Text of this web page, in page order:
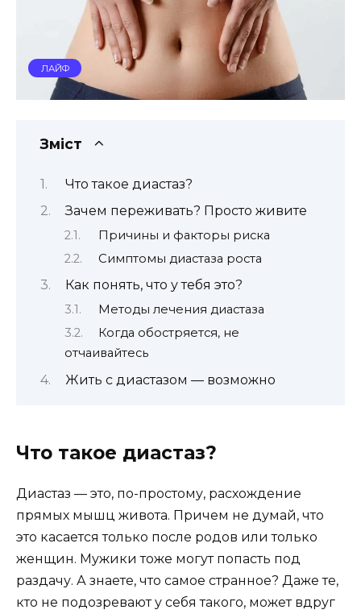
ЛАЙФ
Зміст
Что такое диастаз?
Зачем переживать? Просто живите
Причины и факторы риска
Симптомы диастаза роста
Как понять, что у тебя это?
Методы лечения диастаза
Когда обостряется, не
отчаивайтесь
Жить с диастазом — возможно
Что такое диастаз?
Диастаз — это, по-простому, расхождение
прямых мышц живота. Причем не думай, что
это касается только после родов или только
женщин. Мужики тоже могут попасть под
раздачу. А знаете, что самое странное? Даже те,
кто не подозревают у себя такого, может вдруг